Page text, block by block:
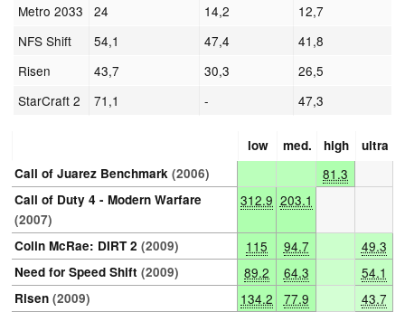
Metro 2033
24 14,2
12,7
NFS Shift
54,1 47,4
41,8
Risen
43,7 30,3
26,5
StarCraft 2
71,1 - 47,3
low med. high
ultra
Call of Juarez Benchmark (2006) 81.3
Call of Duty 4 - Modern Warfare
(2007)
312.9 203.1
Colin McRae: DIRT 2 (2009) 115 94.7 49.3
Need for Speed Shift (2009) 89.2 64.3 54.1
Risen (2009) 134.2 77.9 43.7